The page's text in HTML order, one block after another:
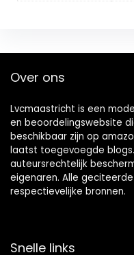
Over ons
Lvcmaastricht is een
en beoordelingswebsite
beschikbaar zijn op
laatst toegevoegde
auteursrechtelijk
eigenaren. Alle
respectievelijke bronnen.
Snelle links